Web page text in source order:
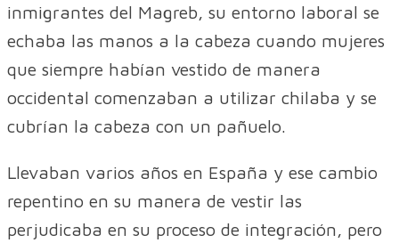
inmigrantes del Magreb, su entorno laboral se
echaba las manos a la cabeza cuando mujeres
que siempre habían vestido de manera
occidental comenzaban a utilizar chilaba y se
cubrían la cabeza con un pañuelo.
Llevaban varios años en España y ese cambio
repentino en su manera de vestir las
perjudicaba en su proceso de integración, pero